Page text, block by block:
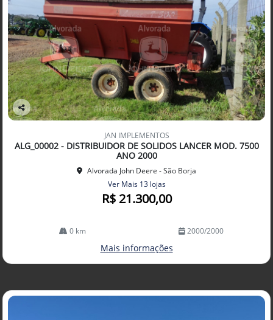
Co
arti
lhe
JAN IMPLEMENTOS
ALG_00002 - DISTRIBUIDOR DE SOLIDOS LANCER MOD. 7500
ANO 2000
Alvorada John Deere - São Borja
Ver Mais 13 lojas
R$ 21.300,00
0 km 2000/2000
Mais informações